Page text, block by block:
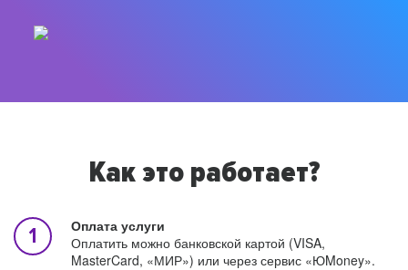
Как это работает?
Оплата услуги
Оплатить можно банковской картой (VISA,
MasterCard, «МИР») или через сервис «ЮMoney».